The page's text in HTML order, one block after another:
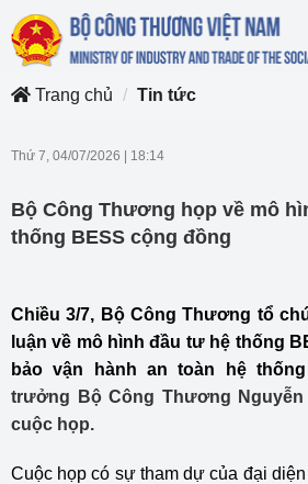
Trang chủ
Tin tức
Thứ 7, 04/07/2026 18:14
Bộ Công Thương họp về mô
thống BESS cộng đồng
Chiều 3/7, Bộ Công Thương tổ
luận về mô hình đầu tư hệ thống
bảo vận hành an toàn hệ
trưởng Bộ Công Thương
cuộc họp.
Cuộc họp có sự tham dự của đại